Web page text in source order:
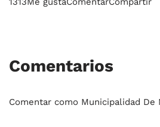
Comentarios
Comentar como Municipalidad De